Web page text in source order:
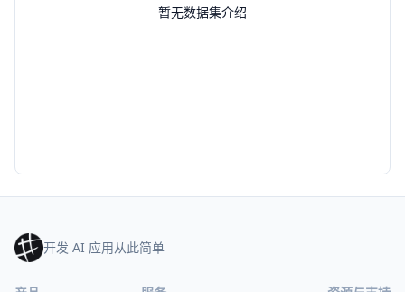
暂无数据集介绍
开发 AI 应用从此简单